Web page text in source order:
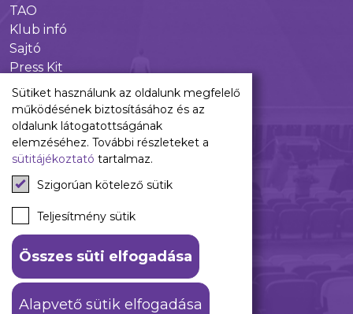
TAO
Klub infó
Sajtó
Press Kit
Újpest FC Shop
Digitális felületeink
Facebook
Instagram
Tiktok
Youtube
Spotify
ÁSZF
Adatkezelési tájékoztató
Sütiket használunk az oldalunk megfelelő
működésének biztosításához és az
oldalunk látogatottságának
elemzéséhez. További részleteket a
sütitájékoztató tartalmaz.
Szigorúan kötelező sütik
Teljesítmény sütik
Összes süti elfogadása
Alapvető sütik elfogadása